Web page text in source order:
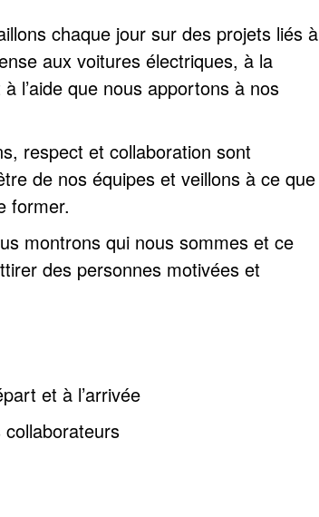
chaque jour sur des projets liés à
aux voitures électriques, à la
l’aide que nous apportons à nos
respect et collaboration sont
de nos équipes et veillons à ce que
former.
montrons qui nous sommes et ce
des personnes motivées et
et à l’arrivée